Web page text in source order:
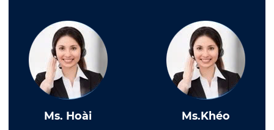
Ms. Hoài Ms.Khéo